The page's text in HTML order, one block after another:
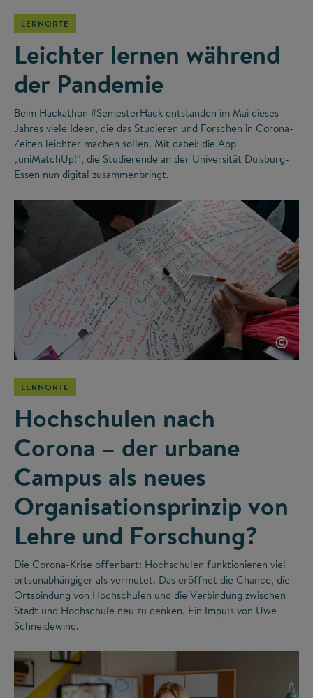
LERNORTE
Leichter lernen während
der Pandemie
Beim Hackathon #SemesterHack entstanden im Mai dieses
Jahres viele Ideen, die das Studieren und Forschen in Corona-
Zeiten leichter machen sollen. Mit dabei: die App
„uniMatchUp!“, die Studierende an der Universität Duisburg-
Essen nun digital zusammenbringt.
©
LERNORTE
Hochschulen nach
Corona – der urbane
Campus als neues
Organisationsprinzip von
Lehre und Forschung?
Die Corona-Krise offenbart: Hochschulen funktionieren viel
ortsunabhängiger als vermutet. Das eröffnet die Chance, die
Ortsbindung von Hochschulen und die Verbindung zwischen
Stadt und Hochschule neu zu denken. Ein Impuls von Uwe
Schneidewind.